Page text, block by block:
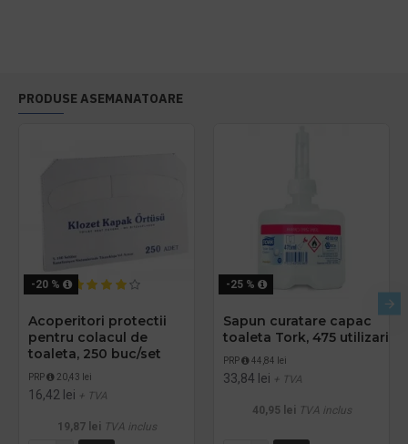
PRODUSE ASEMANATOARE
-20 %
Acoperitori protectii
pentru colacul de
toaleta, 250 buc/set
PRP 20,43 lei
16,42 lei + TVA
19,87 lei TVA inclus
-25 %
Sapun curatare capac
toaleta Tork, 475 utilizari
PRP 44,84 lei
33,84 lei + TVA
40,95 lei TVA inclus